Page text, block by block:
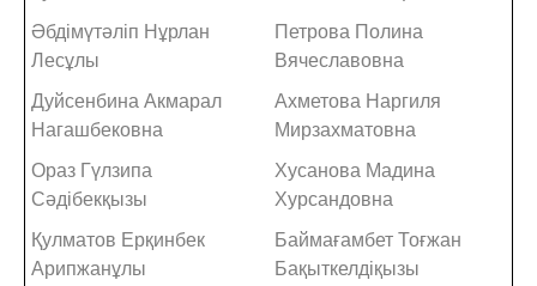
Әбдімүтәліп Нұрлан
Лесұлы
Петрова Полина
Вячеславовна
Дуйсенбина Акмарал
Нагашбековна
Ахметова Наргиля
Мирзахматовна
Ораз Гүлзипа
Сәдібекқызы
Хусанова Мадина
Хурсандовна
Қулматов Ерқинбек
Арипжанұлы
Баймағамбет Тоғжан
Бақыткелдіқызы